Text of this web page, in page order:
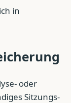
in
oder
Sitzungs-